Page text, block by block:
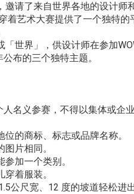
请了来自世界各地的设计
着艺术大赛提供了一个独特
世界」，供设计师在参加
布的三个独特主题。
名义参赛，不得以集体或企业
的商标、标志或品牌名称。
片相同。
加一个类别。
着服装。
公尺宽、12 度的坡道轻松